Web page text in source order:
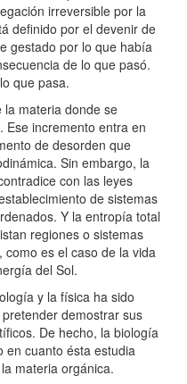
irreversible por la
definido por el devenir de
gestado por lo que había
de lo que pasó.
que pasa.
materia donde se
Ese incremento entra en
de desorden que
Sin embargo, la
con las leyes
de sistemas
Y la entropía total
regiones o sistemas
es el caso de la vida
del Sol.
y la física ha sido
demostrar sus
De hecho, la biología
en cuanto ésta estudia
materia orgánica.